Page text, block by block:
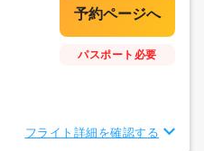
パスポート必要
フライト詳細を確認する